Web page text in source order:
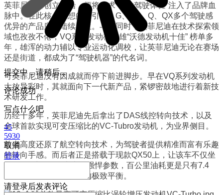
英菲尼迪自创立伊始，便将追求“极致驾驶体验”注入了品牌血
脉中。在此核心思想的指引下，G、FX、Q、QX多个驾驶感
优异的产品序列陆续诞生。与此同时，英菲尼迪在技术探索领
域也孜孜不倦，VQ系列发动机称雄“沃德发动机十佳” 榜单多
年，雄浑的动力辅以专业运动化调校，让英菲尼迪无论在赛场
还是街道，都成为了“驾驶机器”的代名词。
可英菲尼迪没有因成就而停下前进脚步。早在VQ系列发动机
大放异彩时，其就面向下一代新产品，紧锣密鼓地进行着新技
术研发工作。
历经十多年，英菲尼迪先后拿出了DAS线控转向技术，以及
全球首款实现可变压缩比的VC-Tubro发动机，为业界侧目。
前者高度还原了航空转向技术，为驾驶者提供精准而富有乐趣
的转向手感。而后者正是搭载于现款QX50上，让该车不仅坐
拥272马力，380牛米的强悍参数，百公里油耗更是只有7.4
升，实现了油耗和动力的极致平衡。
提交中，请稍后...
评论成功
写点什么吧
45
5930
取消
登录
请登录后发表评论